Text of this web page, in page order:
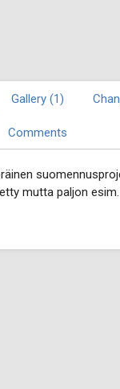
Gallery (1)
Comments
mutta paljon